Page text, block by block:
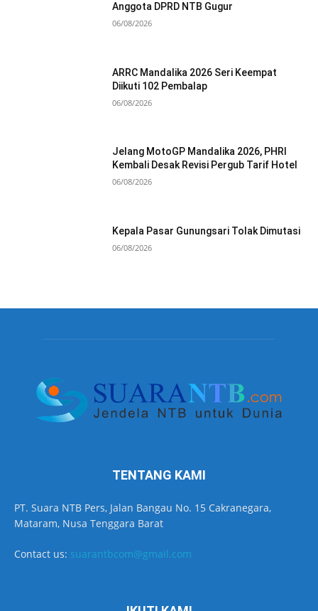
Anggota DPRD NTB Gugur
06/08/2026
ARRC Mandalika 2026 Seri Keempat
Diikuti 102 Pembalap
06/08/2026
Jelang MotoGP Mandalika 2026, PHRI
Kembali Desak Revisi Pergub Tarif Hotel
06/08/2026
Kepala Pasar Gunungsari Tolak Dimutasi
06/08/2026
TENTANG KAMI
PT. Suara NTB Pers, Jalan Bangau No. 15 Cakranegara,
Mataram, Nusa Tenggara Barat
Contact us: suarantbcom@gmail.com